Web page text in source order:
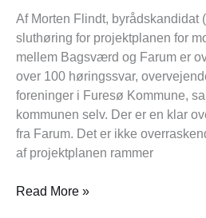
Af Morten Flindt, byrådskandidat
sluthøring for projektplanen for
mellem Bagsværd og Farum er
over 100 høringssvar,
foreninger i Furesø Kommune,
kommunen selv. Der er en klar
fra Farum. Det er ikke
af projektplanen rammer
støj
Read More »